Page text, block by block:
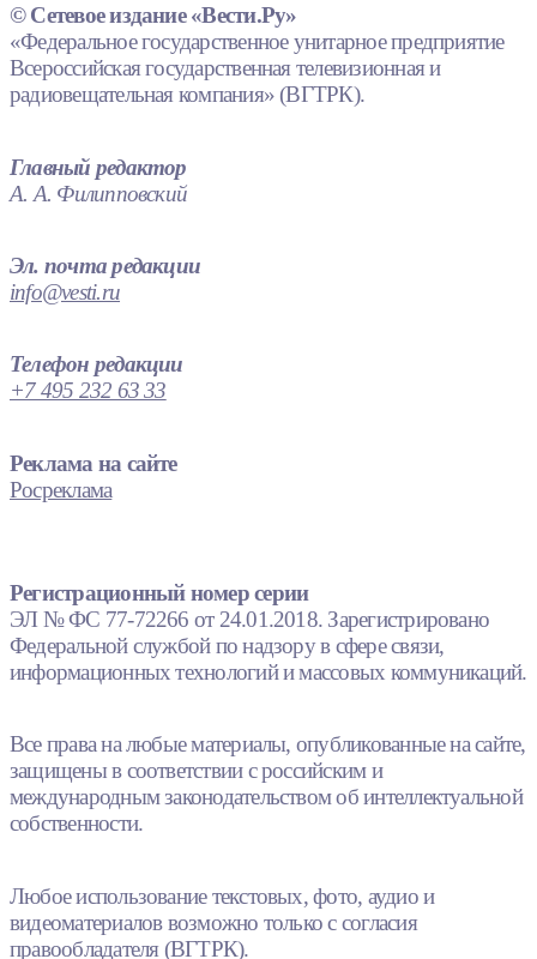
© Сетевое издание «Вести.Ру»
«Федеральное государственное унитарное предприятие
Всероссийская государственная телевизионная и
радиовещательная компания» (ВГТРК).
Главный редактор
А. А. Филипповский
Эл. почта редакции
info@vesti.ru
Телефон редакции
+7 495 232 63 33
Реклама на сайте
Росреклама
Регистрационный номер серии
ЭЛ № ФС 77-72266 от 24.01.2018. Зарегистрировано
Федеральной службой по надзору в сфере связи,
информационных технологий и массовых коммуникаций.
Все права на любые материалы, опубликованные на сайте,
защищены в соответствии с российским и
международным законодательством об интеллектуальной
собственности.
Любое использование текстовых, фото, аудио и
видеоматериалов возможно только с согласия
правообладателя (ВГТРК).